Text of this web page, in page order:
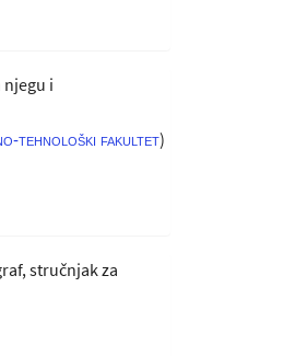
i
tehnološki fakultet)
stručnjak za